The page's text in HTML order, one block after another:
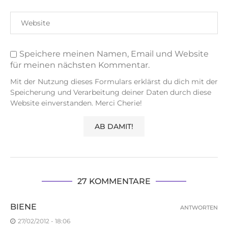
Speichere meinen Namen, Email und Website
für meinen nächsten Kommentar.
Mit der Nutzung dieses Formulars erklärst du dich mit der
Speicherung und Verarbeitung deiner Daten durch diese
Website einverstanden. Merci Cherie!
27 KOMMENTARE
BIENE
27/02/2012 - 18:06
ANTWORTEN